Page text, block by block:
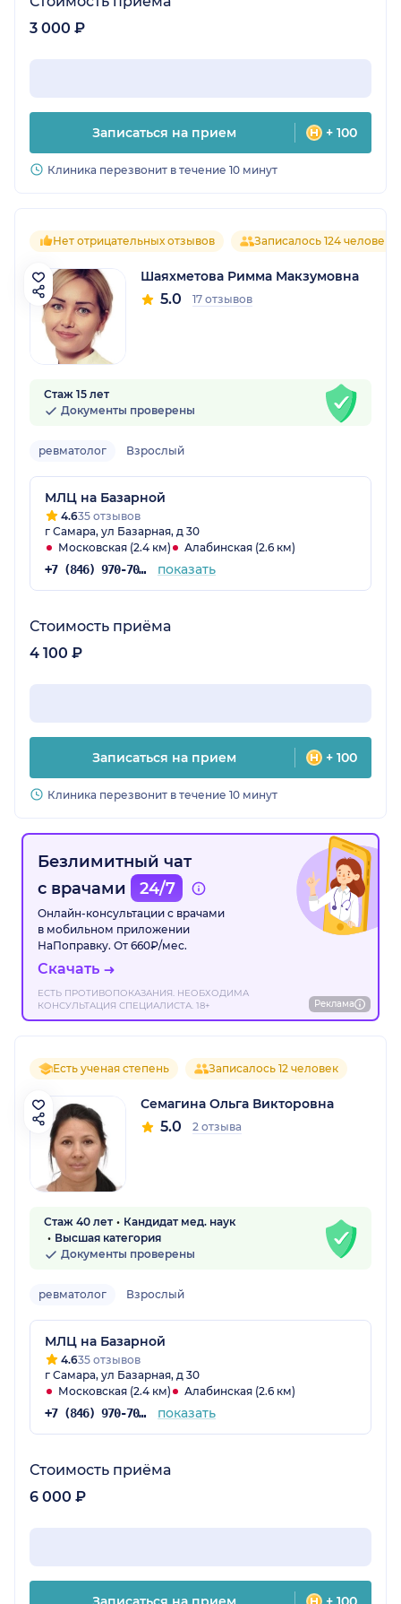
3 000 ₽
Записаться на прием + 100
Клиника перезвонит в течение 10 минут
Нет отрицательных отзывов Записалось 124 человека
Шаяхметова Римма Макзумовна
5.0 17 отзывов
Стаж 15 лет
Документы проверены
ревматолог Взрослый
МЛЦ на Базарной
4.635 отзывов
г Самара, ул Базарная, д 30
Московская (2.4 км)
Алабинская (2.6 км)
+7 (846) 970-70-83 показать
Стоимость приёма
4 100 ₽
Записаться на прием + 100
Клиника перезвонит в течение 10 минут
Безлимитный чат
с врачами
24/7
Онлайн-консультации с врачами
в мобильном приложении
НаПоправку. От 660₽/мес.
Скачать
ЕСТЬ ПРОТИВОПОКАЗАНИЯ. НЕОБХОДИМА
КОНСУЛЬТАЦИЯ СПЕЦИАЛИСТА. 18+
Реклама
Есть ученая степень Записалось 12 человек
Семагина Ольга Викторовна
5.0 2 отзыва
Стаж 40 лет
Кандидат мед. наук
Высшая категория
Документы проверены
ревматолог Взрослый
МЛЦ на Базарной
4.635 отзывов
г Самара, ул Базарная, д 30
Московская (2.4 км)
Алабинская (2.6 км)
+7 (846) 970-70-83 показать
Стоимость приёма
6 000 ₽